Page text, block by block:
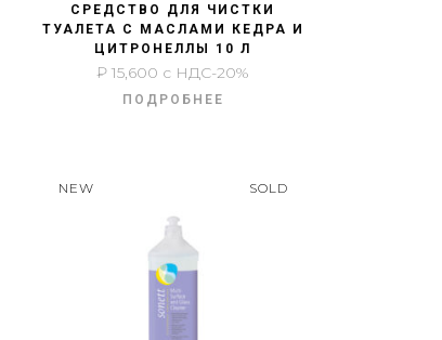
СРЕДСТВО ДЛЯ ЧИСТКИ
ТУАЛЕТА С МАСЛАМИ КЕДРА И
ЦИТРОНЕЛЛЫ 10 Л
₽ 15,600 с НДС-20%
ПОДРОБНЕЕ
SOLD
NEW